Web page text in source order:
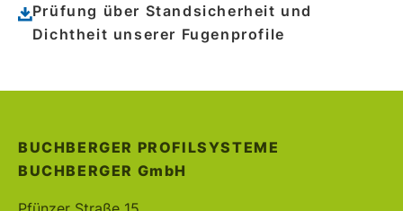
Prüfung über Standsicherheit und
Dichtheit unserer Fugenprofile
BUCHBERGER PROFILSYSTEME
BUCHBERGER GmbH